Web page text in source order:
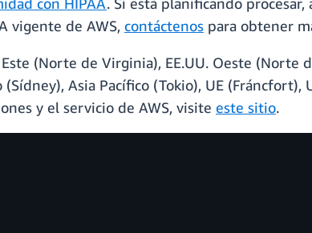
vigente de AWS, contáctenos para obtener
(Norte de Virginia), EE.UU. Oeste (Norte
Asia Pacífico (Tokio), UE (Fráncfort),
y el servicio de AWS, visite este sitio.